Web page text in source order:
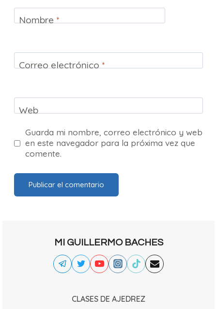
Nombre*
Correo electrónico *
Web
Guarda mi nombre, correo electrónico y web
en este navegador para la próxima vez que
comente.
MI GUILLERMO BACHES
CLASES DE AJEDREZ